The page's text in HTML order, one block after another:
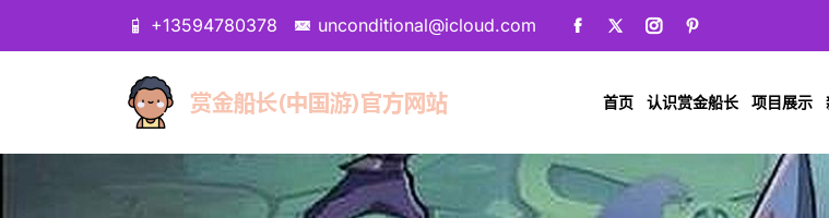
+13594780378 unconditional@icloud.com
首页 认识赏金船长 项目展示